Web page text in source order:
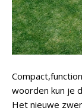
woorden kun je
Het nieuwe